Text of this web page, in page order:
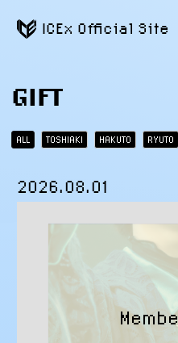
ICEx Official Site
GIFT
ALL TOSHIAKI HAKUTO RYUTO
2026.08.01